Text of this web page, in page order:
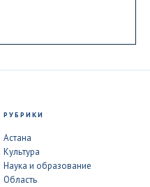
РУБРИКИ
Астана
Культура
Наука и образование
Область